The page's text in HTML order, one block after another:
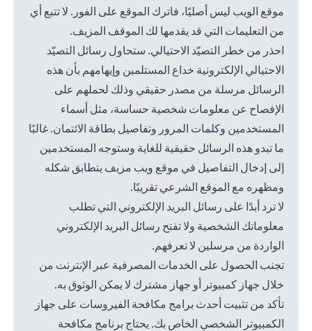
موقع الويب ليس أصليًا، فاترك الموقع على الفور. لا تتبع أي
من التعليمات التي قد يقدمها لك الموقف المزيف.
احذر من خطر التصيّد الاحتيالي. ستحاول رسائل التصيّد
الاحتيالي الإلكترونية خداع المستلمين وإيهامهم بأن هذه
الرسائل مرسلة من مصدر حقيقي وذلك لحملهم على
الإفصاح عن معلومات شخصية حساسة، مثل أسماء
المستخدمين وكلمات المرور وتفاصيل بطاقة الائتمان. غالبًا
ما تبدو هذه الرسائل حقيقية للغاية وستوجه المستخدمين
إلى إدخال التفاصيل في موقع ويب مزيف يتطابق شكله
ومظهره مع الموقع الشرعي تقريبًا.
لا ترد أبدًا على رسائل البريد الإلكتروني التي تطلب
معلوماتك الشخصية ولا تفتح رسائل البريد الإلكتروني
الواردة من مرسلين لا تعرفهم.
تجنب الحصول على الخدمات المصرفية عبر الإنترنت من
خلال جهاز كمبيوتر أو جهاز مشترك لا يمكن الوثوق به.
تأكد من تثبيت أحدث برامج مكافحة الفيروسات على جهاز
الكمبيوتر الشخصي الخاص بك. يحتاج برنامج مكافحة